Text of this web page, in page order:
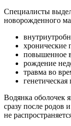
Специалисты
новорожденного
хронические
повышенное
рождение
травма во
Водянка оболочек
сразу после родов
не